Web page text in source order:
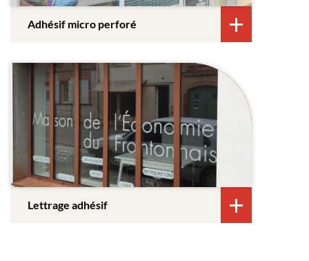
Adhésif micro perforé
Lettrage adhésif